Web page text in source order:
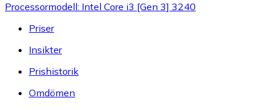
Processormodell: Intel Core i3 [Gen 3] 3240
Priser
Insikter
Prishistorik
Omdömen